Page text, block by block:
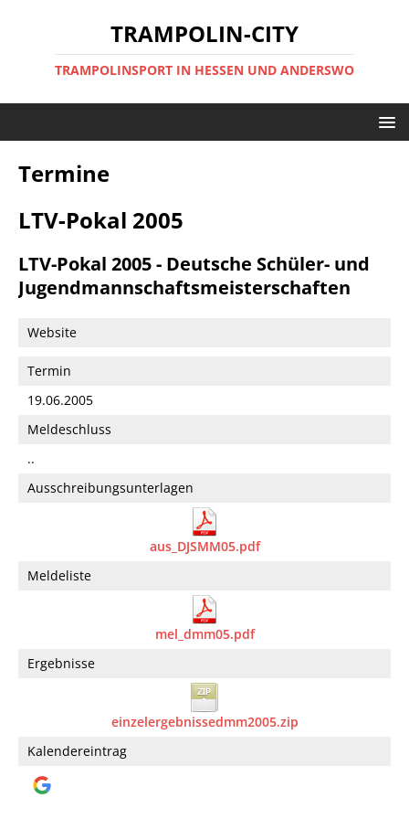
TRAMPOLIN-CITY
TRAMPOLINSPORT IN HESSEN UND ANDERSWO
Termine
LTV-Pokal 2005
LTV-Pokal 2005 - Deutsche Schüler- und
Jugendmannschaftsmeisterschaften
Website
Termin
19.06.2005
Meldeschluss
..
Ausschreibungsunterlagen
aus_DJSMM05.pdf
Meldeliste
mel_dmm05.pdf
Ergebnisse
einzelergebnissedmm2005.zip
Kalendereintrag